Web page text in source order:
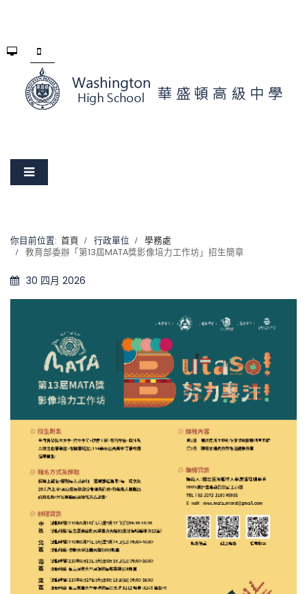
你目前位置: 首頁 行政單位
學務處
教育部委辦「第13屆MATA獎影像培力工作坊」招生簡章
30 四月 2026